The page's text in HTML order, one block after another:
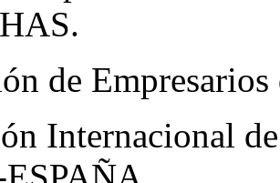
de
Internacional